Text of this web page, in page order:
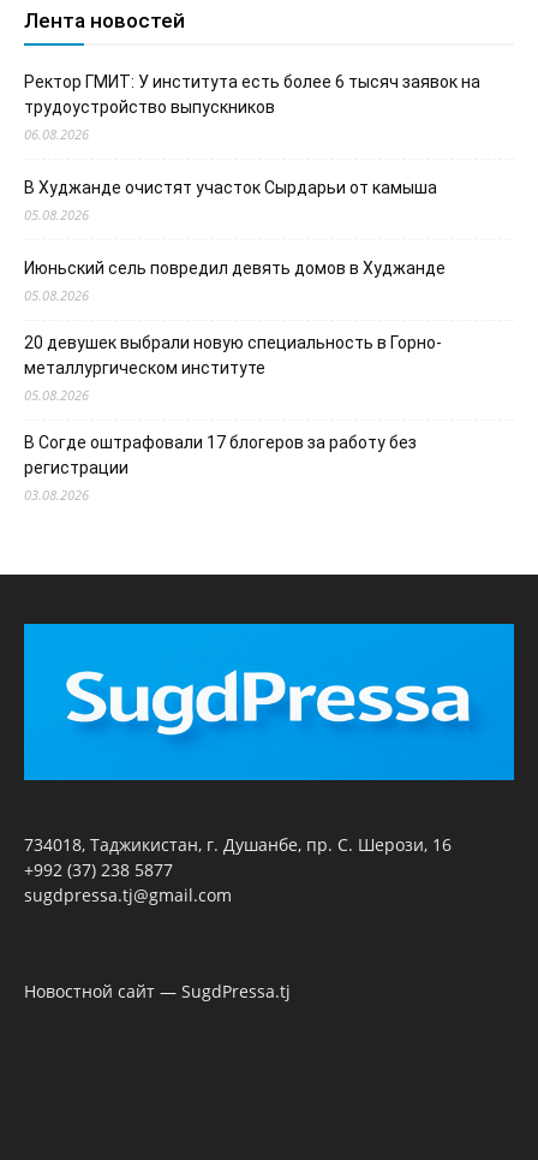
Лента новостей
Ректор ГМИТ: У института есть более 6 тысяч заявок на
трудоустройство выпускников
06.08.2026
В Худжанде очистят участок Сырдарьи от камыша
05.08.2026
Июньский сель повредил девять домов в Худжанде
05.08.2026
20 девушек выбрали новую специальность в Горно-
металлургическом институте
05.08.2026
В Согде оштрафовали 17 блогеров за работу без
регистрации
03.08.2026
734018, Таджикистан, г. Душанбе, пр. С. Шерози, 16
+992 (37) 238 5877
sugdpressa.tj@gmail.com
Новостной сайт — SugdPressa.tj